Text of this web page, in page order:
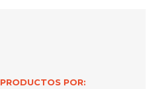
PRODUCTOS POR: